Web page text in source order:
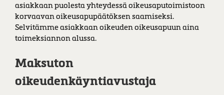
asiakkaan puolesta yhteydessä oikeusaputoimistoon
korvaavan oikeusapupäätöksen saamiseksi.
Selvitämme asiakkaan oikeuden oikeusapuun aina
toimeksiannon alussa.
Maksuton
oikeudenkäyntiavustaja